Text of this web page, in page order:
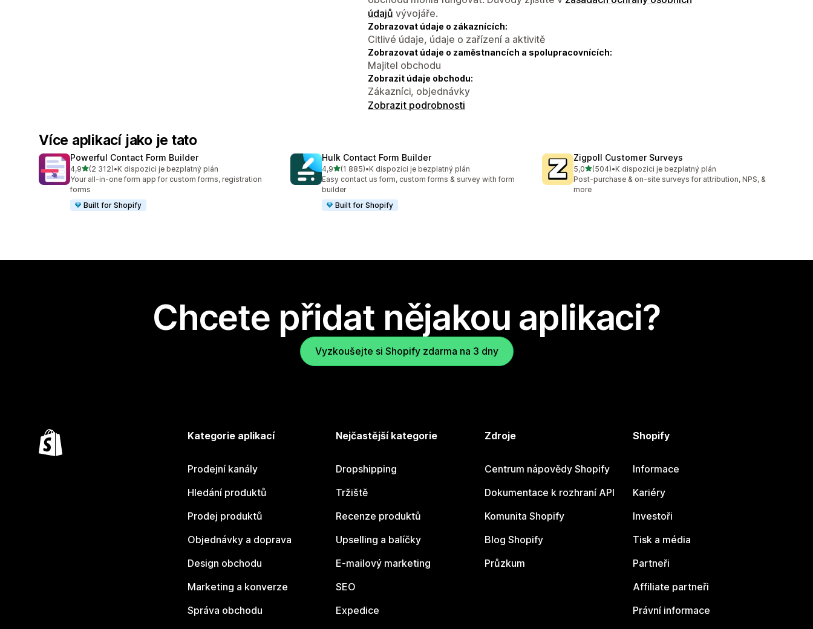
údajů vývojáře.
Zobrazovat údaje o zákaznících:
Citlivé údaje, údaje o zařízení a aktivitě
Zobrazovat údaje o zaměstnancích a spolupracovnících:
Majitel obchodu
Zobrazit údaje obchodu:
Zákazníci, objednávky
Zobrazit podrobnosti
Více aplikací jako je tato
Powerful Contact Form Builder
4,9z 5 hvězd
(2 312)
Celkový počet recenzí: 2312
•K dispozici je bezplatný plán
Your all-in-one form app for custom forms, registration
forms
Built for Shopify
Hulk Contact Form Builder
4,9z 5 hvězd
(1 885)
Celkový počet recenzí: 1885
•K dispozici je bezplatný plán
Easy contact us form, custom forms & survey with form
builder
Built for Shopify
Zigpoll Customer Surveys
5,0z 5 hvězd
(504)
Celkový počet recenzí: 504
•K dispozici je bezplatný plán
Post-purchase & on-site surveys for attribution, NPS, &
more
Chcete přidat nějakou aplikaci?
Vyzkoušejte si Shopify zdarma na 3 dny
Kategorie aplikací
Prodejní kanály
Hledání produktů
Prodej produktů
Objednávky a doprava
Design obchodu
Marketing a konverze
Správa obchodu
Nejčastější kategorie
Dropshipping
Tržiště
Recenze produktů
Upselling a balíčky
E-mailový marketing
SEO
Expedice
Zdroje
Centrum nápovědy Shopify
Dokumentace k rozhraní API
Komunita Shopify
Blog Shopify
Průzkum
Shopify
Informace
Kariéry
Investoři
Tisk a média
Partneři
Affiliate partneři
Právní informace